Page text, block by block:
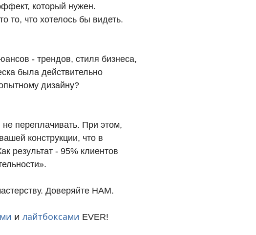
который нужен.
то, что хотелось бы видеть.
- трендов, стиля бизнеса,
была действительно
дизайну?
переплачивать. При этом,
конструкции, что в
результат - 95% клиентов
Доверяйте НАМ.
и лайтбоксами EVER!